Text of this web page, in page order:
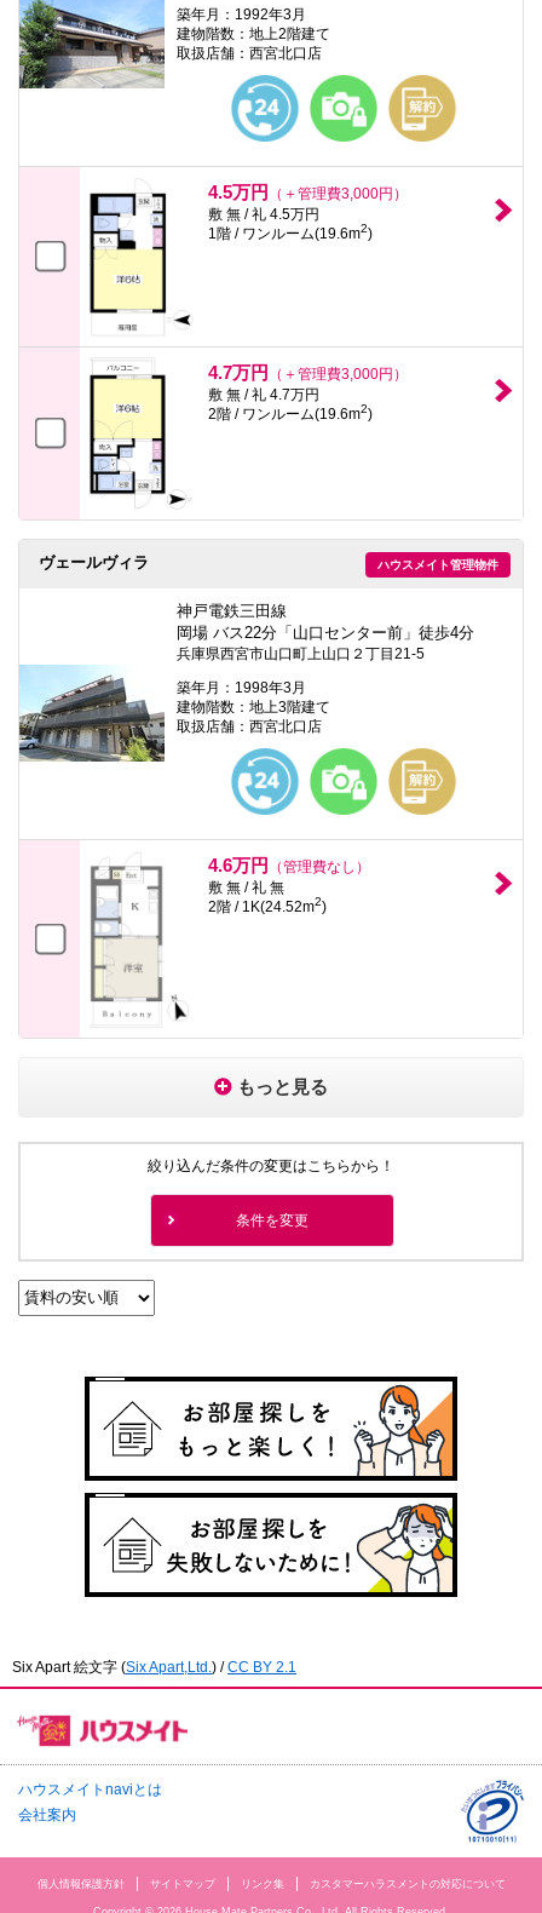
築年月：1992年3月
建物階数：地上2階建て
取扱店舗：西宮北口店
4.5万円
（＋管理費3,000円）
敷 無 / 礼 4.5万円
1階 / ワンルーム(19.6m2)
4.7万円
（＋管理費3,000円）
敷 無 / 礼 4.7万円
2階 / ワンルーム(19.6m2)
ハウスメイト管理物件
ヴェールヴィラ
神戸電鉄三田線
岡場 バス22分「山口センター前」徒歩4分
兵庫県西宮市山口町上山口２丁目21-5
築年月：1998年3月
建物階数：地上3階建て
取扱店舗：西宮北口店
4.6万円
（管理費なし）
敷 無 / 礼 無
2階 / 1K(24.52m2)
もっと見る
絞り込んだ条件の変更はこちらから！
条件を変更
Six Apart 絵文字 (Six Apart,Ltd. ) /CC BY 2.1
ハウスメイトnaviとは
会社案内
個人情報保護方針 サイトマップ リンク集 カスタマーハラスメントの対応について